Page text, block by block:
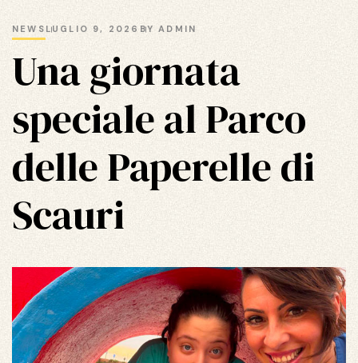
NEWS LUGLIO 9, 2026 BYADMIN
Una giornata
speciale al Parco
delle Paperelle di
Scauri